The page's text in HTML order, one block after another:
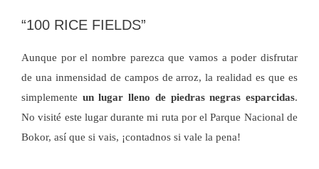
“100 RICE FIELDS”
Aunque por el nombre parezca que vamos a poder disfrutar
de una inmensidad de campos de arroz, la realidad es que es
simplemente un lugar lleno de piedras negras esparcidas.
No visité este lugar durante mi ruta por el Parque Nacional de
Bokor, así que si vais, ¡contadnos si vale la pena!